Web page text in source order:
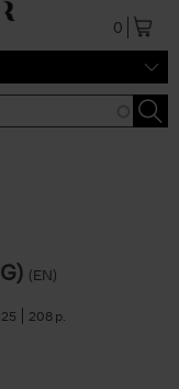
0
(EN)
208